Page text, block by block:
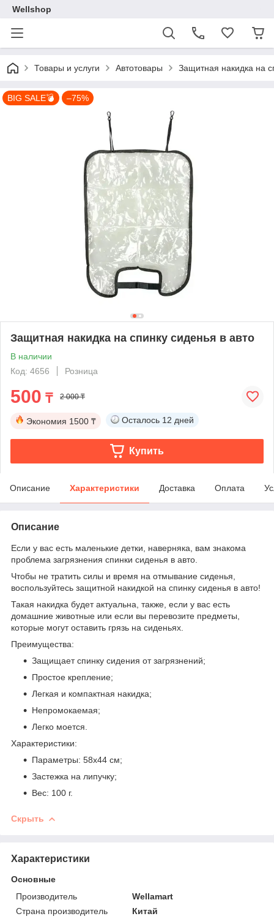
Wellshop
Товары и услуги Автотовары Защитная накидка на
BIG SALE💣 –75%
Защитная накидка на спинку сиденья в авто
В наличии
Код: 4656
Розница
500 ₸ 2 000 ₸
Экономия 1500 ₸ Осталось 12 дней
Купить
Описание Характеристики Доставка Оплата
Описание
Если у вас есть маленькие детки, наверняка, вам знакома
проблема загрязнения спинки сиденья в авто.
Чтобы не тратить силы и время на отмывание сиденья,
воспользуйтесь защитной накидкой на спинку сиденья в авто!
Такая накидка будет актуальна, также, если у вас есть
домашние животные или если вы перевозите предметы,
которые могут оставить грязь на сиденьях.
Преимущества:
Защищает спинку сидения от загрязнений;
Простое крепление;
Легкая и компактная накидка;
Непромокаемая;
Легко моется.
Характеристики:
Параметры: 58х44 см;
Застежка на липучку;
Вес: 100 г.
Скрыть
Характеристики
Основные
Производитель
Wellamart
Страна производитель
Китай